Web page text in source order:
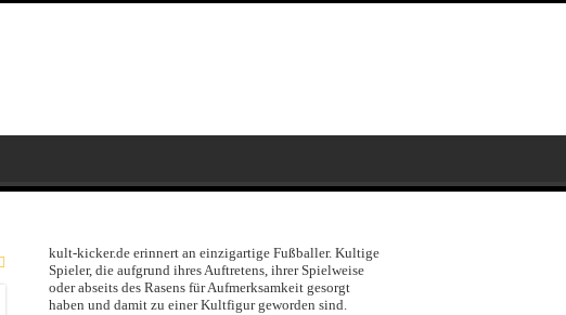
kult-kicker.de erinnert an einzigartige Fußballer. Kultige
Spieler, die aufgrund ihres Auftretens, ihrer Spielweise
oder abseits des Rasens für Aufmerksamkeit gesorgt
haben und damit zu einer Kultfigur geworden sind.